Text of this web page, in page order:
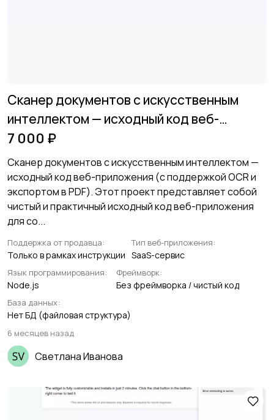
Сканер документов с искусственным
интеллектом — исходный код веб-
приложения
7 000 ₽
Сканер документов с искусственным интеллектом —
исходный код веб-приложения (с поддержкой OCR и
экспортом в PDF). Этот проект представляет собой
чистый и практичный исходный код веб-приложения
для со...
Поддержка от продавца:
Только в рамках инструкции
Тип веб-приложения:
SaaS-сервис
Язык программирования:
Node.js
Фреймворк:
Без фреймворка / чистый код
База данных:
Нет БД (файловая структура)
6 месяцев назад
Светлана Иванова